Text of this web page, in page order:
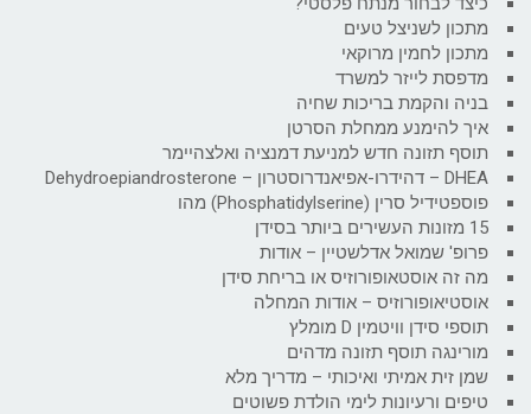
מתכון לשניצל טעים
מתכון לחמין מרוקאי
מדפסת לייזר למשרד
בניה והקמת בריכות שחיה
איך להימנע ממחלת הסרטן
תוסף תזונה חדש למניעת דמנציה ואלצהיימר
DHEA – דהידרו-אפיאנדרוסטרון – Dehydroepiandrosterone
פוספטידיל סרין (Phosphatidylserine) מהו
15 מזונות העשירים ביותר בסידן
פרופ' שמואל אדלשטיין – אודות
מה זה אוסטאופורוזיס או בריחת סידן
אוסטיאופורוזיס – אודות המחלה
תוספי סידן וויטמין D מומלץ
מורינגה תוסף תזונה מדהים
שמן זית אמיתי ואיכותי – מדריך מלא
טיפים ורעיונות לימי הולדת פשוטים